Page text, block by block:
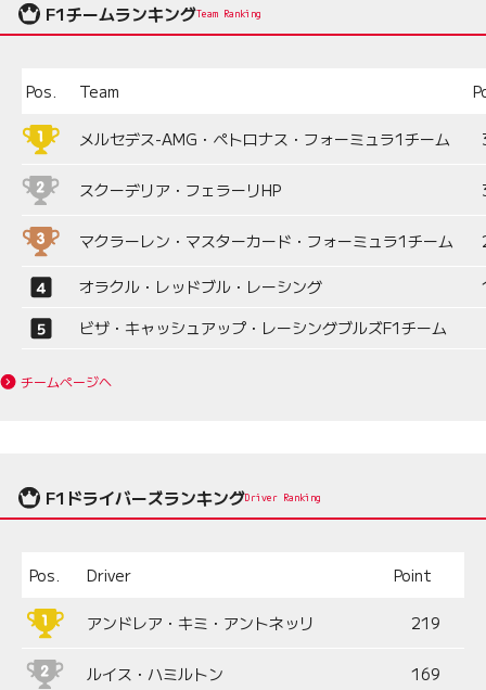
F1チームランキングTeam Ranking
Pos. Team
メルセデス-AMG・ペトロナス・フォーミュラ1チーム
スクーデリア・フェラーリHP
マクラーレン・マスターカード・フォーミュラ1チーム
オラクル・レッドブル・レーシング
ビザ・キャッシュアップ・レーシングブルズF1チーム
チームページへ
F1ドライバーズランキングDriver Ranking
Pos. Driver Point
アンドレア・キミ・アントネッリ 219
ルイス・ハミルトン 169